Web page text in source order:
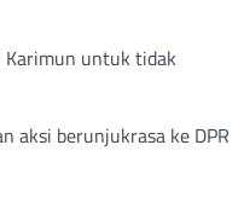
Karimun untuk tidak
aksi berunjukrasa ke DPR